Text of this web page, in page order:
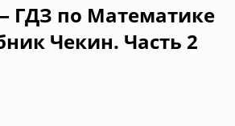
ГДЗ по Математике
Чекин. Часть 2